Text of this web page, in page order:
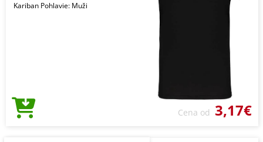
Kariban Pohlavie: Muži
Cena od 3,17€